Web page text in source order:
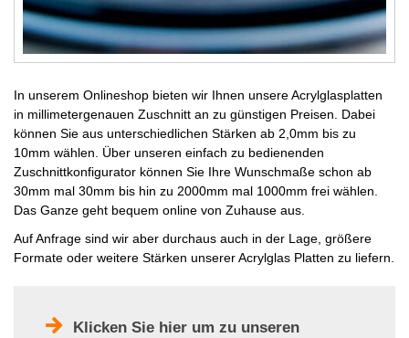
In unserem Onlineshop bieten wir Ihnen unsere Acrylglasplatten
in millimetergenauen Zuschnitt an zu günstigen Preisen. Dabei
können Sie aus unterschiedlichen Stärken ab 2,0mm bis zu
10mm wählen. Über unseren einfach zu bedienenden
Zuschnittkonfigurator können Sie Ihre Wunschmaße schon ab
30mm mal 30mm bis hin zu 2000mm mal 1000mm frei wählen.
Das Ganze geht bequem online von Zuhause aus.
Auf Anfrage sind wir aber durchaus auch in der Lage, größere
Formate oder weitere Stärken unserer Acrylglas Platten zu liefern.
Klicken Sie hier um zu unseren